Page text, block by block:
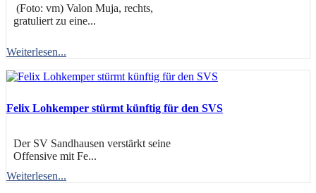
(Foto: vm) Valon Muja, rechts,
gratuliert zu eine...
Weiterlesen...
Felix Lohkemper stürmt künftig für den SVS
Der SV Sandhausen verstärkt seine
Offensive mit Fe...
Weiterlesen...